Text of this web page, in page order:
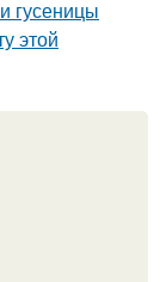
гусеницы
этой